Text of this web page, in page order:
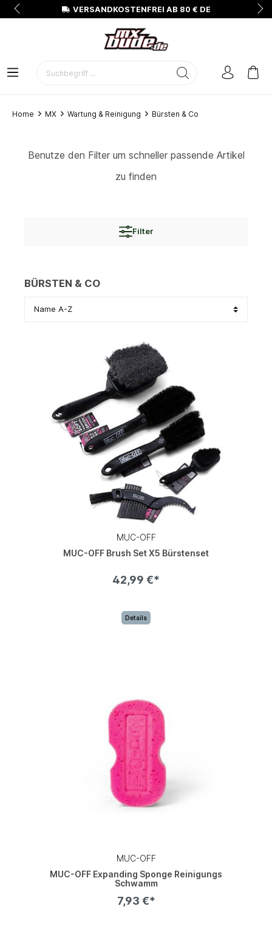
VERSANDKOSTENFREI AB 80 € DE
Home MX Wartung & Reinigung Bürsten & Co
Benutze den Filter um schneller passende Artikel
zu finden
Filter
BÜRSTEN & CO
MUC-OFF
MUC-OFF Brush Set X5 Bürstenset
42,99 €*
Details
MUC-OFF
MUC-OFF Expanding Sponge Reinigungs
Schwamm
7,93 €*